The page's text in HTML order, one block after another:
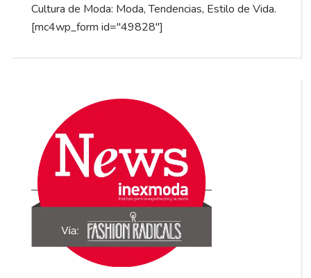
Cultura de Moda: Moda, Tendencias, Estilo de Vida.
[mc4wp_form id="49828"]